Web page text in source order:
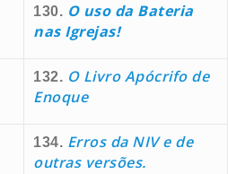
130. O uso da Bateria
nas Igrejas!
132. O Livro Apócrifo de
Enoque
134. Erros da NIV e de
outras versões.